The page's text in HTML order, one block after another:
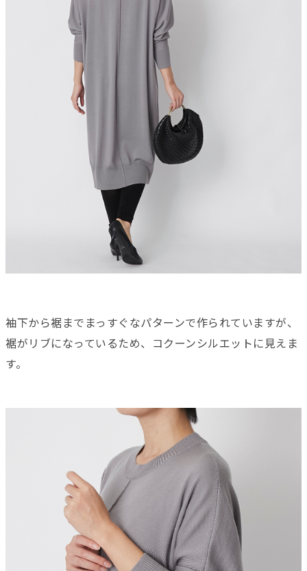
袖下から裾までまっすぐなパターンで作られていますが、
裾がリブになっているため、コクーンシルエットに見えま
す。